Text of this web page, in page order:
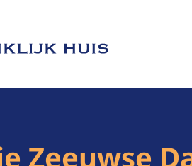
Huis
Zeeuwse